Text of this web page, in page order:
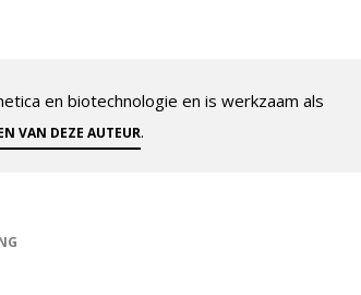
en biotechnologie en is werkzaam als
VAN DEZE AUTEUR.